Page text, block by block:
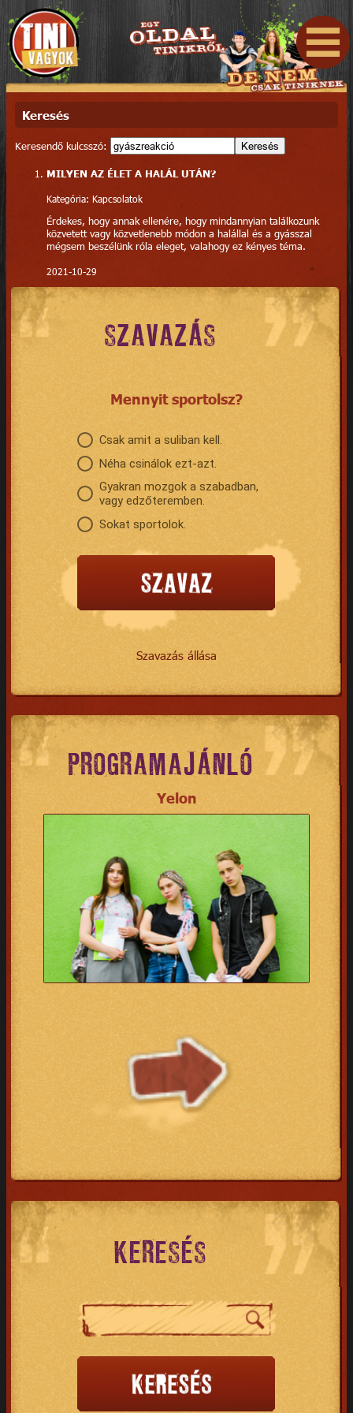
Keresés
Keresendő kulcsszó: Keresés
MILYEN AZ ÉLET A HALÁL UTÁN?
Kategória: Kapcsolatok
Érdekes, hogy annak ellenére, hogy mindannyian találkozunk
közvetett vagy közvetlenebb módon a halállal és a gyásszal
mégsem beszélünk róla eleget, valahogy ez kényes téma.
2021-10-29
SZAVAZÁS
Mennyit sportolsz?
Csak amit a suliban kell.
Néha csinálok ezt-azt.
Gyakran mozgok a szabadban,
vagy edzőteremben.
Sokat sportolok.
Szavazás állása
PROGRAMAJÁNLÓ
Yelon
KERESÉS